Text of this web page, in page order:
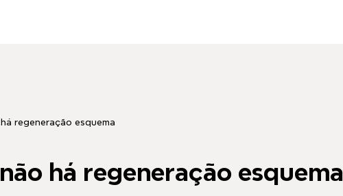
regeneração esquema
há regeneração esquema